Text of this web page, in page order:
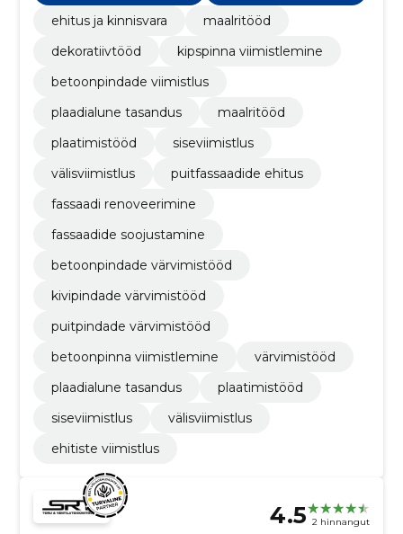
ehitus ja kinnisvara
maalritööd
dekoratiivtööd
kipspinna viimistlemine
betoonpindade viimistlus
plaadialune tasandus
maalritööd
plaatimistööd
siseviimistlus
välisviimistlus
puitfassaadide ehitus
fassaadi renoveerimine
fassaadide soojustamine
betoonpindade värvimistööd
kivipindade värvimistööd
puitpindade värvimistööd
betoonpinna viimistlemine
värvimistööd
plaadialune tasandus
plaatimistööd
siseviimistlus
välisviimistlus
ehitiste viimistlus
4.5 2 hinnangut